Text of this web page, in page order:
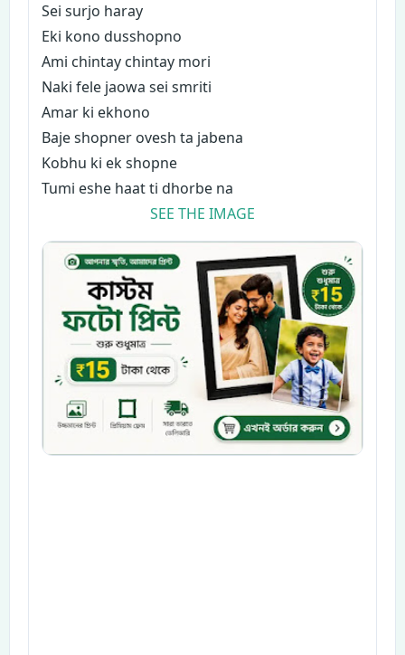
Sei surjo haray
Eki kono dusshopno
Ami chintay chintay mori
Naki fele jaowa sei smriti
Amar ki ekhono
Baje shopner ovesh ta jabena
Kobhu ki ek shopne
Tumi eshe haat ti dhorbe na
SEE THE IMAGE